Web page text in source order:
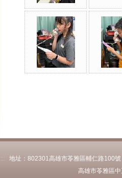
:::
地址：802301高雄市苓雅區輔仁路100
高雄市苓雅區